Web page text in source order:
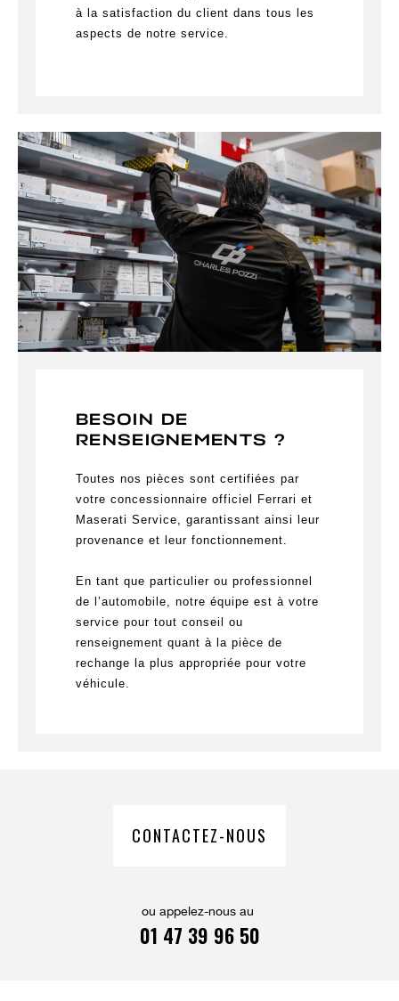
à la satisfaction du client dans tous les
aspects de notre service.
BESOIN DE
RENSEIGNEMENTS ?
Toutes nos pièces sont certifiées par
votre concessionnaire officiel Ferrari et
Maserati Service, garantissant ainsi leur
provenance et leur fonctionnement.
En tant que particulier ou professionnel
de l’automobile, notre équipe est à votre
service pour tout conseil ou
renseignement quant à la pièce de
rechange la plus appropriée pour votre
véhicule.
CONTACTEZ-NOUS
ou appelez-nous au
01 47 39 96 50